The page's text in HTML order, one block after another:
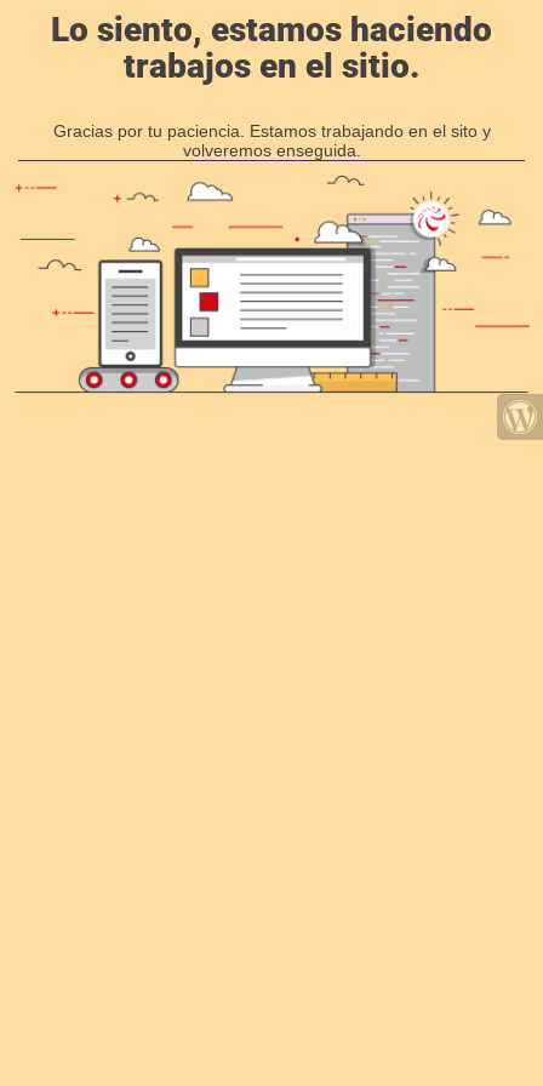
Lo siento, estamos haciendo
trabajos en el sitio.
Gracias por tu paciencia. Estamos trabajando en el sito y
volveremos enseguida.